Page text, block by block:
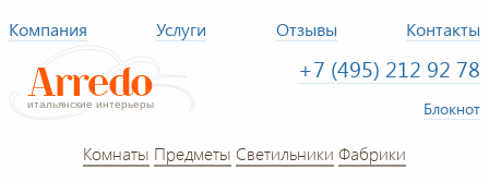
Компания Услуги Отзывы Контакты
+7 (495) 212 92 78
Блокнот
Комнаты Предметы Светильники Фабрики